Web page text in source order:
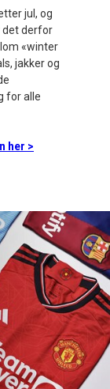
jul, og
det derfor
«winter
jakker og
for alle
her >